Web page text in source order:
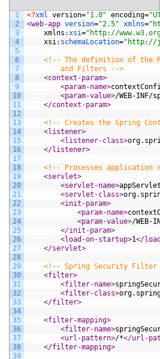
1
2
3
4
5
6
7
8
9
10
11
12
13
14
15
16
17
18
19
20
21
22
23
24
25
26
27
28
29
30
31
32
33
34
35
36
37
38
39
<?xml version="1.0" encoding=
<web-app version="2.5" xmlns=
xmlns : xsi="http://
xsi : schemaLocation="http://
<!-- The definition of the
		and Filters -->
<context-param>
<param-name>
<param-value>/WEB-
</context-param>
<!-- Creates the Spring
<listener>
<listener-class>
</listener>
<!-- Processes application
<servlet>
<servlet-name>appServlet
<servlet-class>
<init-param>
<param-name>
<param-value>/
</init-param>
<load-on-startup>1</
</servlet>
<!-- Spring Security Filter
<filter>
<filter-name>
<filter-class>
</filter>
<filter-mapping>
<filter-name>
<url-pattern>/*</url-
</filter-mapping>